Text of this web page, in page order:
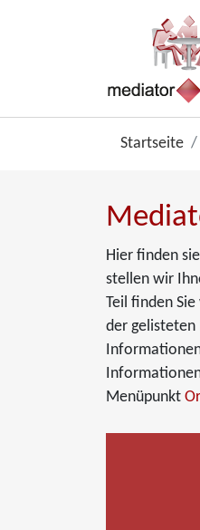
Startseite
Hier finden
stellen wir
Teil finden
der gelisteten
Menüpunkt